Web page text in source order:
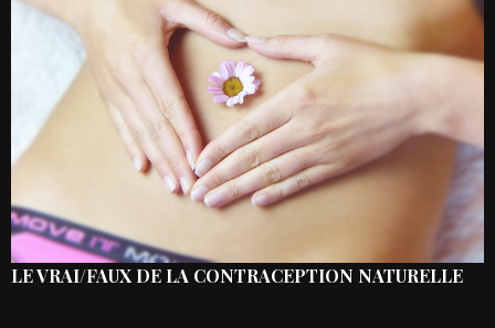
LE VRAI/FAUX DE LA CONTRACEPTION NATURELLE